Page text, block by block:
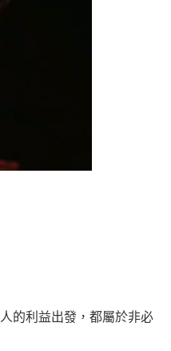
的利益出發，都屬於非必